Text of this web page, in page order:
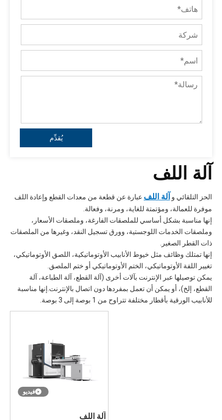
يُقدِّم
آلة اللف
الحز التلقائي و آلة اللف عبارة عن قطعة من معدات القطع وإعادة اللف
موفرة للعمالة، ومؤتمتة للغاية، ومرنة، وفعالة.
إنها مناسبة بشكل أساسي للملصقات الفارغة، وملصقات الأسعار،
وملصقات الخدمات اللوجستية، وورق تسجيل النقد، وغيرها من الملصقات
ذات القطر الصغير.
إنها تمتلك وظائف مثل خيوط الأنابيب الأوتوماتيكية، اللصق الأوتوماتيكي،
تغيير اللفة الأوتوماتيكي، الختم الأوتوماتيكي أو ختم الملصق.
يمكن توصيلها عبر الإنترنت بآلات أخرى (آلة القطع، آلة الطباعة، آلة
القطع، إلخ)، أو يمكن أن تعمل بمفردها دون اتصال بالإنترنت.إنها مناسبة
للأنابيب الورقية بأقطار مختلفة تتراوح من 1 بوصة إلى 3 بوصة.
فيديو
آلة اللف